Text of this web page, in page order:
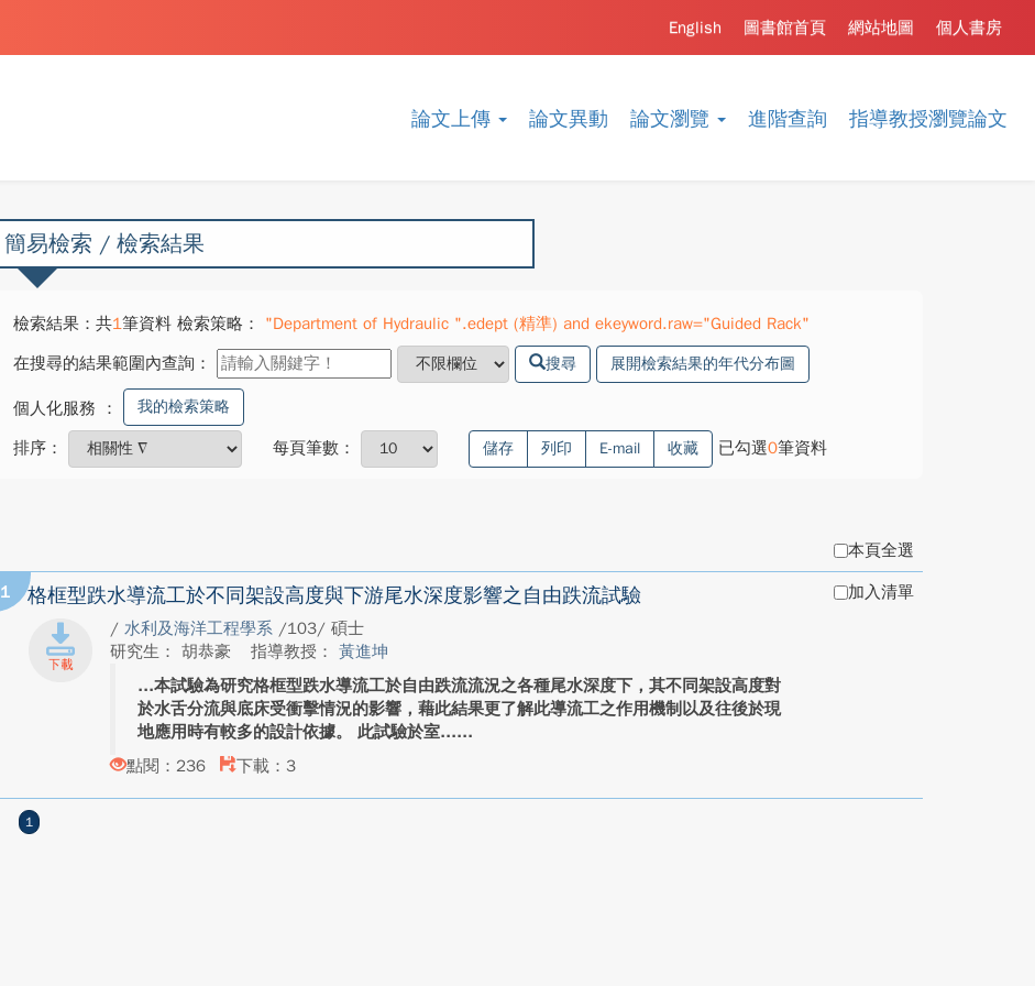
論文上傳 論文異動 論文瀏覽 進階查詢 指導教授瀏覽論文
個人書房
網站地圖
圖書館首頁
English
簡易檢索 / 檢索結果
檢索結果：共1筆資料 檢索策略：
"Department of Hydraulic ".edept (精準) and ekeyword.raw="Guided Rack"
在搜尋的結果範圍內查詢：
搜尋 展開檢索結果的年代分布圖
個人化服務 ： 我的檢索策略
排序： 每頁筆數： 儲存 列印 E-mail 收藏 已勾選0筆資料
本頁全選
1 格框型跌水導流工於不同架設高度與下游尾水深度影響之自由跌流試驗
/ 水利及海洋工程學系 /103/ 碩士
研究生： 胡恭豪
指導教授： 黃進坤
本試驗為研究格框型跌水導流工於自由跌流流況之各種尾水深度下，其不同架設高度對
於水舌分流與底床受衝擊情況的影響，藉此結果更了解此導流工之作用機制以及往後於現
地應用時有較多的設計依據。 此試驗於室...
點閱：236
下載：3
加入清單
1